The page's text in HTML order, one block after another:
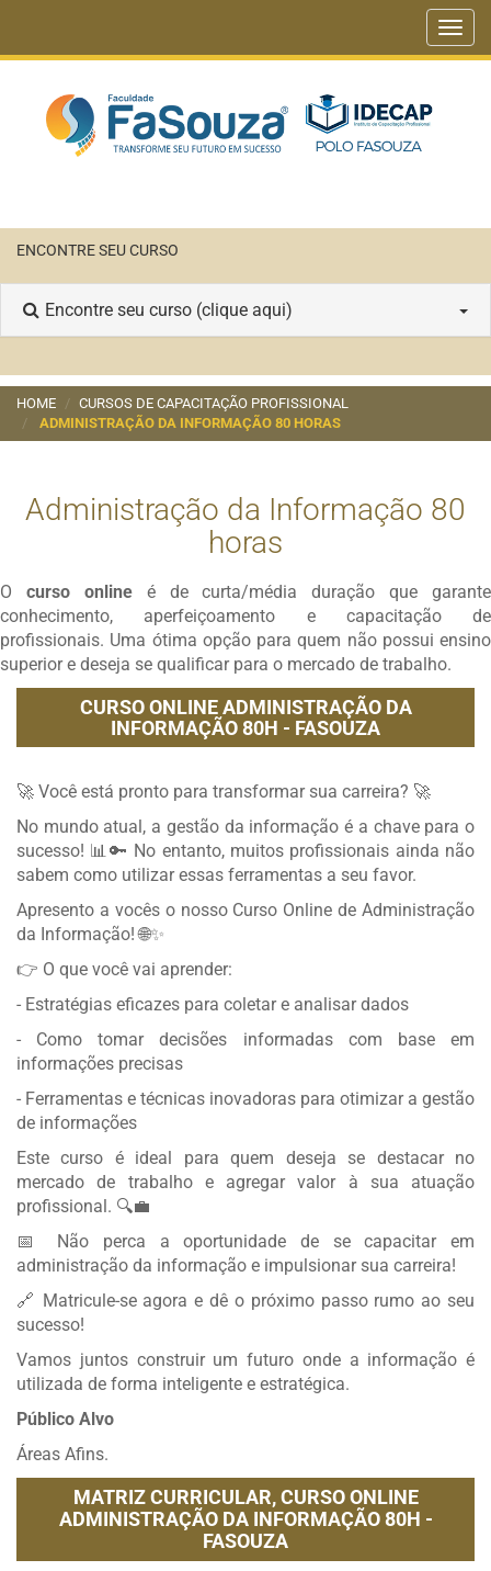
ENCONTRE SEU CURSO
Encontre seu curso (clique aqui)
HOME
CURSOS DE CAPACITAÇÃO PROFISSIONAL
ADMINISTRAÇÃO DA INFORMAÇÃO 80 HORAS
Administração da Informação 80
horas
O curso online é de curta/média duração que garante
conhecimento, aperfeiçoamento e capacitação de
profissionais. Uma ótima opção para quem não possui ensino
superior e deseja se qualificar para o mercado de trabalho.
CURSO ONLINE ADMINISTRAÇÃO DA
INFORMAÇÃO 80H - FASOUZA
🚀 Você está pronto para transformar sua carreira? 🚀
No mundo atual, a gestão da informação é a chave para o
sucesso! 📊🔑 No entanto, muitos profissionais ainda não
sabem como utilizar essas ferramentas a seu favor.
Apresento a vocês o nosso Curso Online de Administração
da Informação! 🌐✨
👉 O que você vai aprender:
- Estratégias eficazes para coletar e analisar dados
- Como tomar decisões informadas com base em
informações precisas
- Ferramentas e técnicas inovadoras para otimizar a gestão
de informações
Este curso é ideal para quem deseja se destacar no
mercado de trabalho e agregar valor à sua atuação
profissional. 🔍💼
📅 Não perca a oportunidade de se capacitar em
administração da informação e impulsionar sua carreira!
🔗 Matricule-se agora e dê o próximo passo rumo ao seu
sucesso!
Vamos juntos construir um futuro onde a informação é
utilizada de forma inteligente e estratégica.
Público Alvo
Áreas Afins.
MATRIZ CURRICULAR,CURSO ONLINE
ADMINISTRAÇÃO DA INFORMAÇÃO 80H -
FASOUZA